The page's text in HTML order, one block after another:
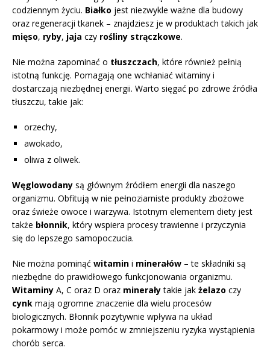
codziennym życiu. Białko jest niezwykle ważne dla budowy
oraz regeneracji tkanek – znajdziesz je w produktach takich jak
mięso, ryby, jaja czy rośliny strączkowe.
Nie można zapominać o tłuszczach, które również pełnią
istotną funkcję. Pomagają one wchłaniać witaminy i
dostarczają niezbędnej energii. Warto sięgać po zdrowe źródła
tłuszczu, takie jak:
orzechy,
awokado,
oliwa z oliwek.
Węglowodany są głównym źródłem energii dla naszego
organizmu. Obfitują w nie pełnoziarniste produkty zbożowe
oraz świeże owoce i warzywa. Istotnym elementem diety jest
także błonnik, który wspiera procesy trawienne i przyczynia
się do lepszego samopoczucia.
Nie można pominąć witamin i minerałów – te składniki są
niezbędne do prawidłowego funkcjonowania organizmu.
Witaminy A, C oraz D oraz minerałytakie jak żelazo czy
cynk mają ogromne znaczenie dla wielu procesów
biologicznych. Błonnik pozytywnie wpływa na układ
pokarmowy i może pomóc w zmniejszeniu ryzyka wystąpienia
chorób serca.